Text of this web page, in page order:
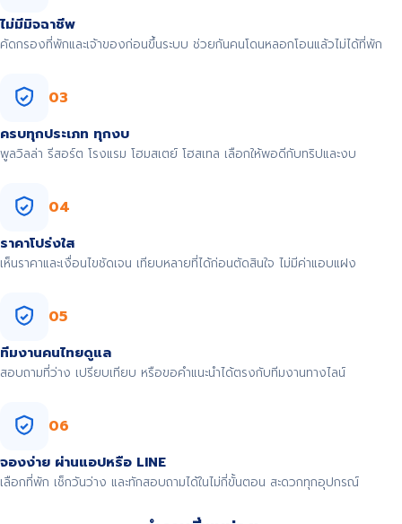
ไม่มีมิจฉาชีพ
คัดกรองที่พักและเจ้าของก่อนขึ้นระบบ ช่วยกันคนโดนหลอกโอนแล้วไม่ได้ที่พัก
03
ครบทุกประเภท ทุกงบ
พูลวิลล่า รีสอร์ต โรงแรม โฮมสเตย์ โฮสเทล เลือกให้พอดีกับทริปและงบ
04
ราคาโปร่งใส
เห็นราคาและเงื่อนไขชัดเจน เทียบหลายที่ได้ก่อนตัดสินใจ ไม่มีค่าแอบแฝง
05
ทีมงานคนไทยดูแล
สอบถามที่ว่าง เปรียบเทียบ หรือขอคำแนะนำได้ตรงกับทีมงานทางไลน์
06
จองง่าย ผ่านแอปหรือ LINE
เลือกที่พัก เช็กวันว่าง และทักสอบถามได้ในไม่กี่ขั้นตอน สะดวกทุกอุปกรณ์